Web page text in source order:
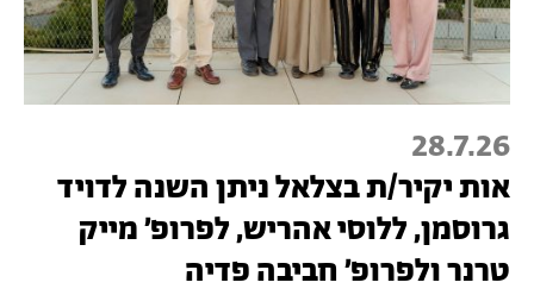
28.7.26
אות יקיר/ת בצלאל ניתן השנה לדויד
גרוסמן, ללוסי אהריש, לפרופ׳ מייק
טרנר ולפרופ׳ חביבה פדיה